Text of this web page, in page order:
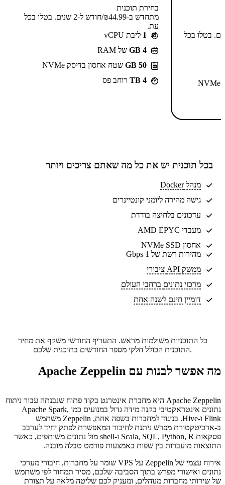
בחירת תוכנית
מתחדש ב-⁦44.99⁩₪/חודש ל-2 שנים. בטלו בכל
עת.
1 ליבת vCPU
GB 4 של RAM
50 GB
שטח אחסון בדיסק NVMe
4 TB
רוחב פס
⁦55.99⁩₪/חודש ל-2 שנים. בטלו בכל
בכל תוכנית יש את כל מה שאתם צריכים ויותר
מנהל Docker
גישה מהירה ליומני קונטיינרים
עדכונים בלחיצה בודדת
מעבדי AMD EPYC
אחסון NVMe SSD
מהירות רשת של 1 Gbps
ממשק API ציבורי
מרכזי נתונים ברחבי העולם
דומיין חינם לשנה אחת
כל התוכניות משולמות מראש. התעריף החודשי משקף את מחיר
התוכנית הכולל חלקי מספר החודשים בתוכנית שלכם.
מה אפשר לבנות עם Apache Zeppelin
Apache Zeppelin היא מחברת אינטרנט בקוד פתוח שנבנתה עבור ניתוח
נתונים אינטראקטיבי בקנה מידה גדול במנועים כמו Apache Spark,
Flink ו-Hive. בניגוד למחברות בשפה אחת, Zeppelin משתמש
ב-ארכיטקטורת מפרש ניתנת לחיבור המאפשרת לפתק יחיד לערבב
פסקאות Scala, SQL, Python, R ו-shell מול נתונים משותפים, כאשר
התוצאות מועברות בין שפות באמצעות פורמט טבלה מובנה.
אירוח עצמי של Zeppelin על VPS שומר על מחברות, חיבורי מערכי
נתונים ואישורי מפרש בתוך הסביבה שלכם, מסיר תמחור לפי משתמש
של שירותי מחברות מנוהלים, ומעניק לכם שליטה מלאה על תצורת